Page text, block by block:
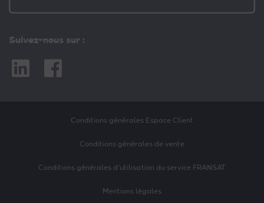
Suivez-nous sur :
LinkedinFacebook
Conditions générales Espace Client
Conditions générales de vente
Conditions générales d’utilisation du service FRANSAT
Mentions légales